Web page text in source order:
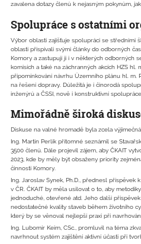
zavalena dotazy členů k nejasným pokynům,
Spolupráce s ostatními
Výbor oblasti zajišťuje spolupráci se středními
oblasti přispívali svými články do odborných
Komory a zastupují ji i v některých odborných
komisích a také na záchranných akcích HZS hl.
připomínkování návrhu Územního plánu hl. m.
na řešení dopravy. Důležitá je i činorodá
inženýrů a ČSSI, nově i konstruktivní
Mimořádně široká
Diskuse na valné hromadě byla zcela
Ing. Martin Perlík přítomné seznámil se
3500 členů. Dále projevil zájem, aby ČKAIT
2023, kde by měly být obsaženy priority
činnosti Komory.
Ing. Jaroslav Synek, Ph.D., přednesl příspěvek
v ČR. ČKAIT by měla usilovat o to, aby
jednoduché, otevřené atd. Jeho další
nedostatečné kvality staveb během životního
který by se věnoval nejlepší praxi při
Ing. Lubomír Keim, CSc., promluvil na téma
navrhnout systém zajištění aktivní účasti při